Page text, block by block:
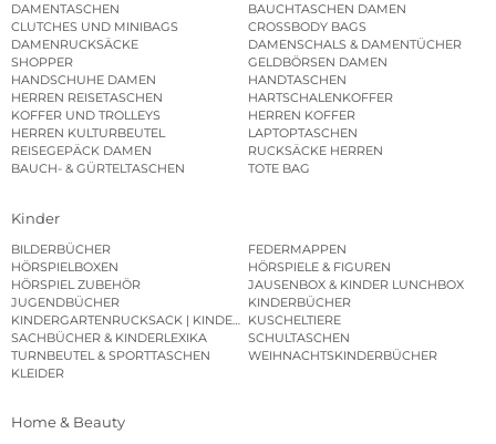
DAMENTASCHEN
BAUCHTASCHEN DAMEN
CLUTCHES UND MINIBAGS
CROSSBODY BAGS
DAMENRUCKSÄCKE
DAMENSCHALS & DAMENTÜCHER
SHOPPER
GELDBÖRSEN DAMEN
HANDSCHUHE DAMEN
HANDTASCHEN
HERREN REISETASCHEN
HARTSCHALENKOFFER
KOFFER UND TROLLEYS
HERREN KOFFER
HERREN KULTURBEUTEL
LAPTOPTASCHEN
REISEGEPÄCK DAMEN
RUCKSÄCKE HERREN
BAUCH- & GÜRTELTASCHEN
TOTE BAG
Kinder
BILDERBÜCHER
FEDERMAPPEN
HÖRSPIELBOXEN
HÖRSPIELE & FIGUREN
HÖRSPIEL ZUBEHÖR
JAUSENBOX & KINDER LUNCHBOX
JUGENDBÜCHER
KINDERBÜCHER
KINDERGARTENRUCKSACK | KINDERGARTENBEUTEL
KUSCHELTIERE
SACHBÜCHER & KINDERLEXIKA
SCHULTASCHEN
TURNBEUTEL & SPORTTASCHEN
WEIHNACHTSKINDERBÜCHER
KLEIDER
Home & Beauty